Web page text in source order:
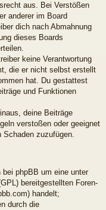
aus. Bei Verstößen
anderer im Board
dich nach Abmahnung
dieses Boards
keine Verantwortung
die er nicht selbst erstellt
hat. Du gestattest
und Funktionen
deine Beiträge
verstoßen oder geeignet
Schaden zuzufügen.
phpBB um eine unter
bereitgestellten Foren-
handelt;
durch die